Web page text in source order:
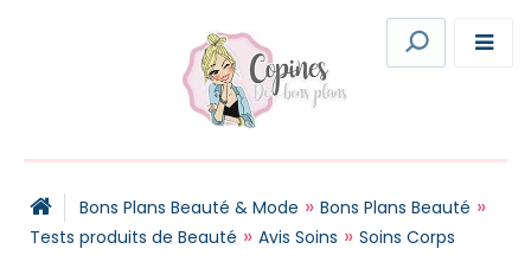
Bons Plans Beauté & Mode » Bons Plans Beauté »
Tests produits de Beauté » Avis Soins » Soins Corps